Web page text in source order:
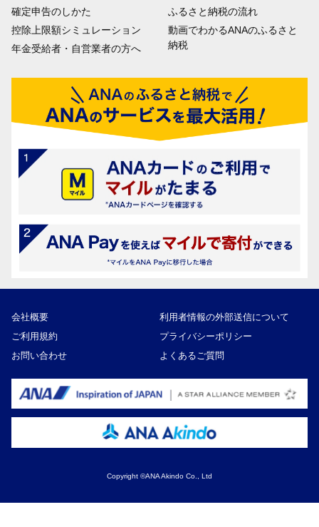
確定申告のしかた
控除上限額シミュレーション
年金受給者・自営業者の方へ
ふるさと納税の流れ
動画でわかるANAのふるさと
納税
会社概要
利用者情報の外部送信について
ご利用規約
プライバシーポリシー
お問い合わせ
よくあるご質問
Copyright ©ANA Akindo Co., Ltd